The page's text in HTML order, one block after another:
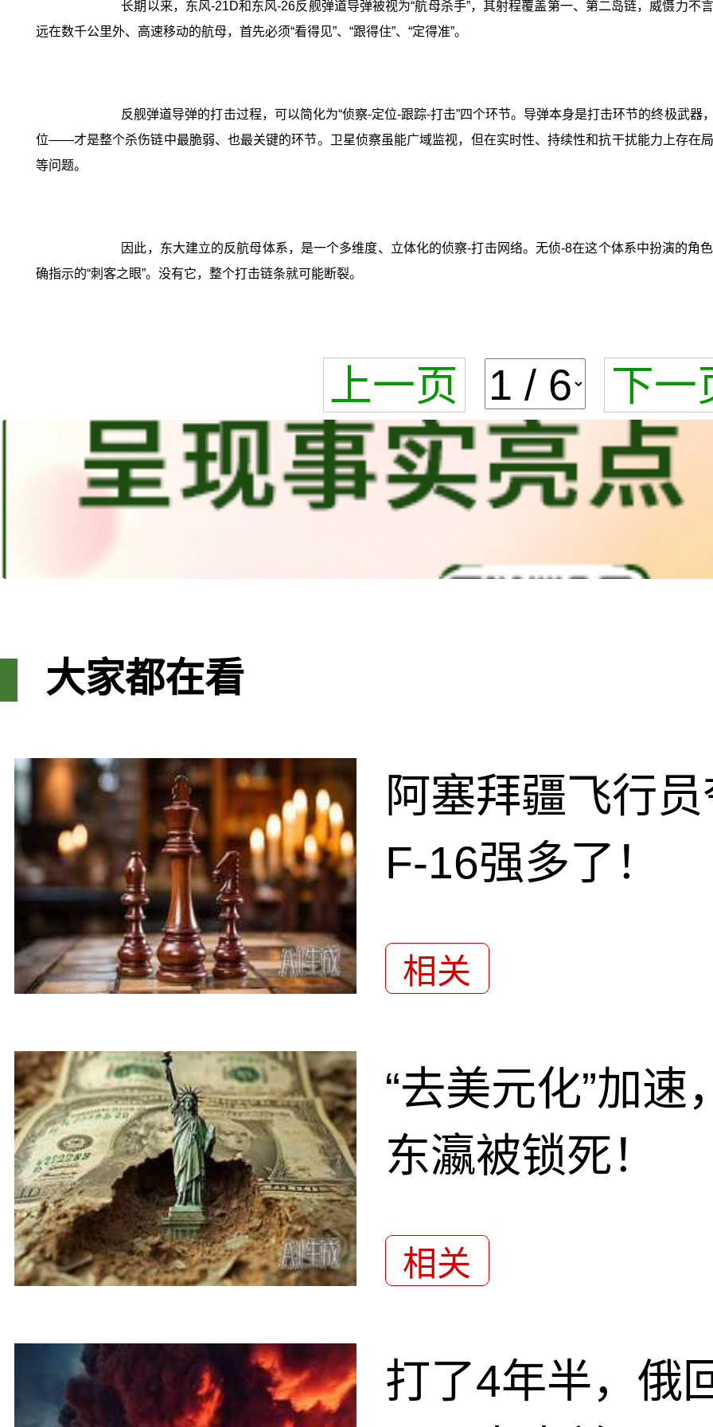
长期以来，东风-21D和东风-26反舰弹道导弹被视为“航母杀手”，其射程覆盖第一、第二岛链，威慑力
远在数千公里外、高速移动的航母，首先必须“看得见”、“跟得住”、“定得准”‍。
反舰弹道导弹的打击过程，可以简化为“侦察-定位-跟踪-打击”四个环节。导弹本身是打击环节的终极武
位——才是整个杀伤链中最脆弱、也最关键的环节。卫星侦察虽能广域监视，但在实时性、持续性和抗干扰能力上存在
等问题。
因此，东大建立的反航母体系，是一个多维度、立体化的侦察-打击网络。无侦-8在这个体系中扮演的角
确指示的“刺客之眼”。没有它，整个打击链条就可能断裂。
上一页 下一
大家都在看
阿塞拜疆飞行
F-16强多了！
相关
“去美元化”加
东瀛被锁死！
相关
打了4年半，俄